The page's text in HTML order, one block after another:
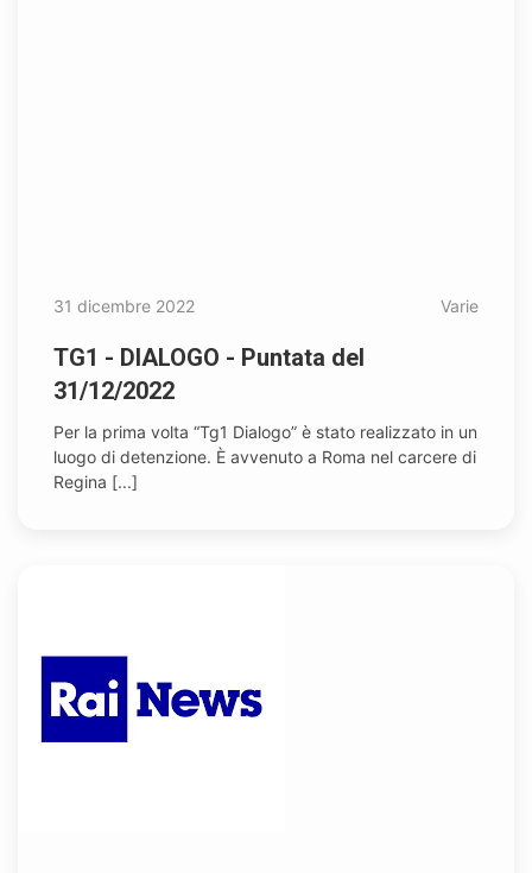
31 dicembre 2022 Varie
TG1 - DIALOGO - Puntata del
31/12/2022
Per la prima volta “Tg1 Dialogo” è stato realizzato in un
luogo di detenzione. È avvenuto a Roma nel carcere di
Regina [...]